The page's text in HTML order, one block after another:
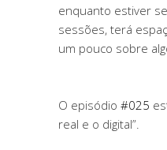
enquanto estiver
sessões, terá
um pouco sobre
O episódio #025
real e o digital”.